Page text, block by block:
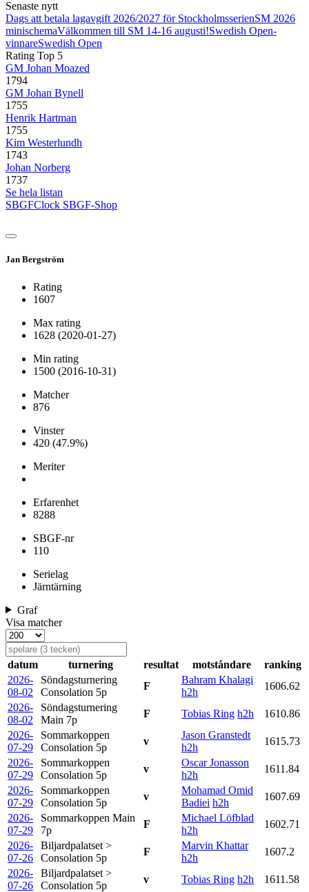
Senaste nytt
Dags att betala lagavgift 2026/2027 för StockholmsserienSM 2026
minischemaVälkommen till SM 14-16 augusti!Swedish Open-
vinnareSwedish Open
Rating Top 5
GM Johan Moazed
1794
GM Johan Bynell
1755
Henrik Hartman
1755
Kim Westerlundh
1743
Johan Norberg
1737
Se hela listan
SBGFClock SBGF-Shop
Jan Bergström
Rating
1607
Max rating
1628 (2020-01-27)
Min rating
1500 (2016-10-31)
Matcher
876
Vinster
420 (47.9%)
Meriter
Erfarenhet
8288
SBGF-nr
110
Serielag
Järntärning
Graf
Visa matcher
datum turnering resultat motståndare
ranking
2026-
08-02
Söndagsturnering
Consolation 5p
F
Bahram Khalagi
h2h
1606.62
2026-
08-02
Söndagsturnering
Main 7p
F Tobias Ring h2h
1610.86
2026-
07-29
Sommarkoppen
Consolation 5p
v
Jason Granstedt
h2h
1615.73
2026-
07-29
Sommarkoppen
Consolation 5p
v
Oscar Jonasson
h2h
1611.84
2026-
07-29
Sommarkoppen
Consolation 5p
v
Mohamad Omid
Badiei h2h
1607.69
2026-
07-29
Sommarkoppen Main
7p
F
Michael Löfblad
h2h
1602.71
2026-
07-26
Biljardpalatset >
Consolation 5p
F
Marvin Khattar
h2h
1607.2
2026-
07-26
Biljardpalatset >
Consolation 5p
v Tobias Ring h2h
1611.58